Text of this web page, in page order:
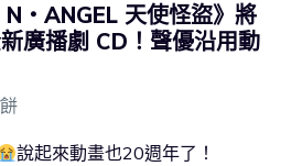
・ANGEL 天使怪盜》將
廣播劇 CD！聲優沿用動
說起來動畫也20週年了！